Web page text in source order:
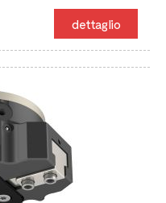
dettaglio